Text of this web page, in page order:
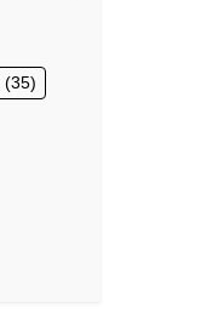
(35)